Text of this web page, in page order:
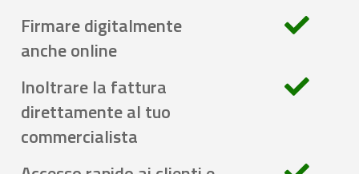
Firmare digitalmente
anche online
Inoltrare la fattura
direttamente al tuo
commercialista